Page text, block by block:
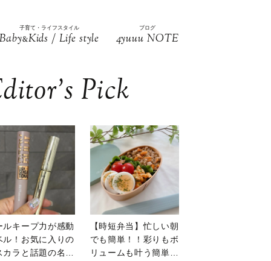
子育て・ライフスタイル
Baby&Kids / Life style
ブログ
4yuuu NOTE
Pick
ルキープ力が感動
ル！お気に入りの
カラと話題の名品
【時短弁当】忙しい朝
でも簡単！！彩りもボ
リュームも叶う簡単そ